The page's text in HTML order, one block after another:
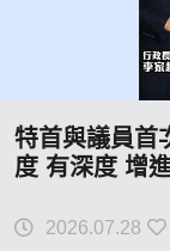
特首與議員首
度 有深度 增
2026.07.28